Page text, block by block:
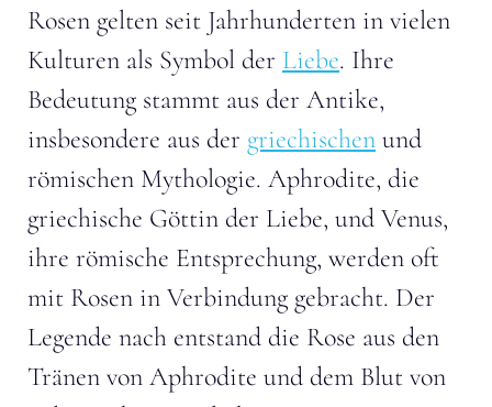
Rosen gelten seit Jahrhunderten in vielen
Kulturen als Symbol der Liebe. Ihre
Bedeutung stammt aus der Antike,
insbesondere aus der griechischen und
römischen Mythologie. Aphrodite, die
griechische Göttin der Liebe, und Venus,
ihre römische Entsprechung, werden oft
mit Rosen in Verbindung gebracht. Der
Legende nach entstand die Rose aus den
Tränen von Aphrodite und dem Blut von